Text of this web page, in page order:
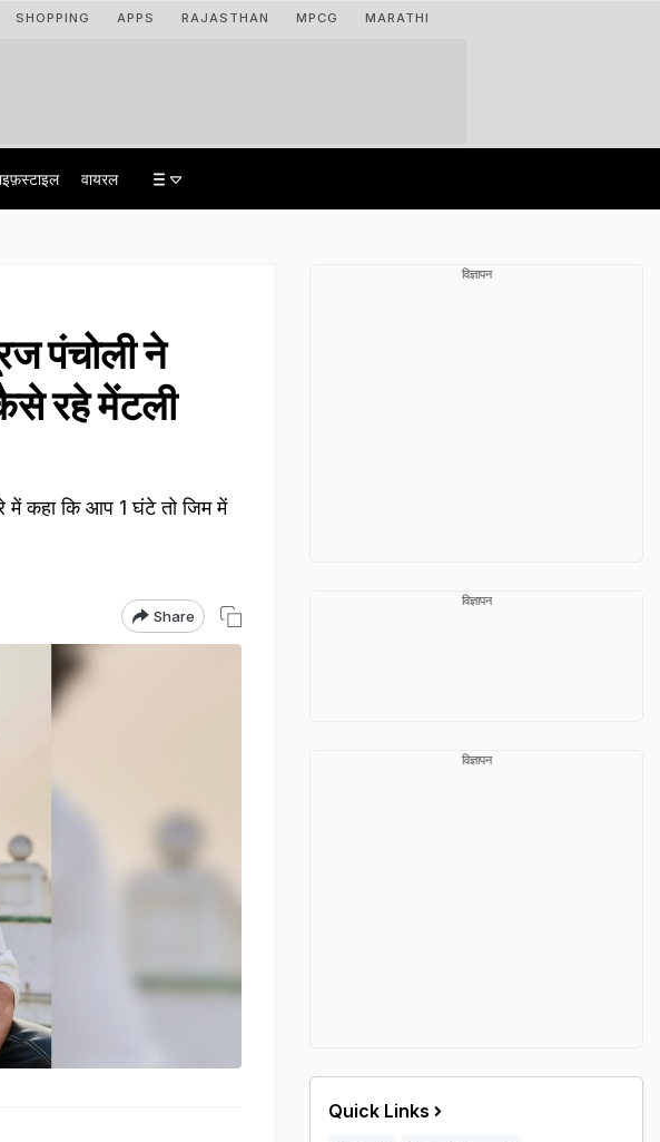
SHOPPING APPS RAJASTHAN MPCG MARATHI
वायरल
पंचोली ने
रहे मेंटली
कहा कि आप 1 घंटे तो जिम में
Share
विज्ञापन
विज्ञापन
विज्ञापन
Quick Links